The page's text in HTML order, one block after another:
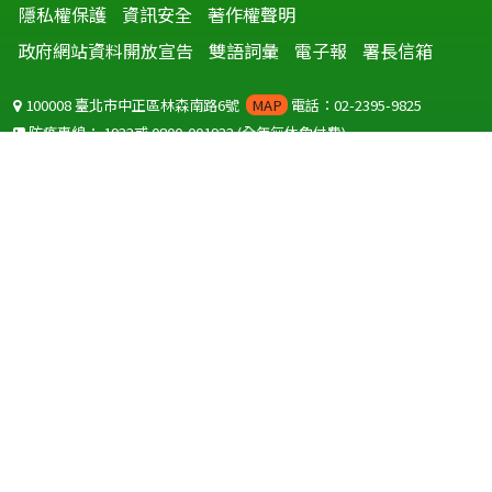
隱私權保護 資訊安全 著作權聲明
政府網站資料開放宣告
雙語詞彙 電子報 署長信箱
100008 臺北市中正區林森南路6號 MAP 電話：02-2395-9825
防疫專線：1922或0800-001922(全年無休免付費)